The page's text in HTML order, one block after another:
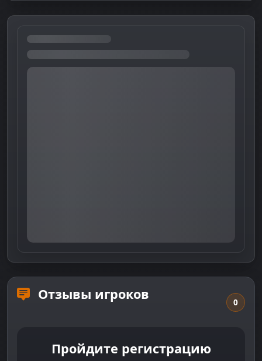
Отзывы игроков 0
Пройдите регистрацию